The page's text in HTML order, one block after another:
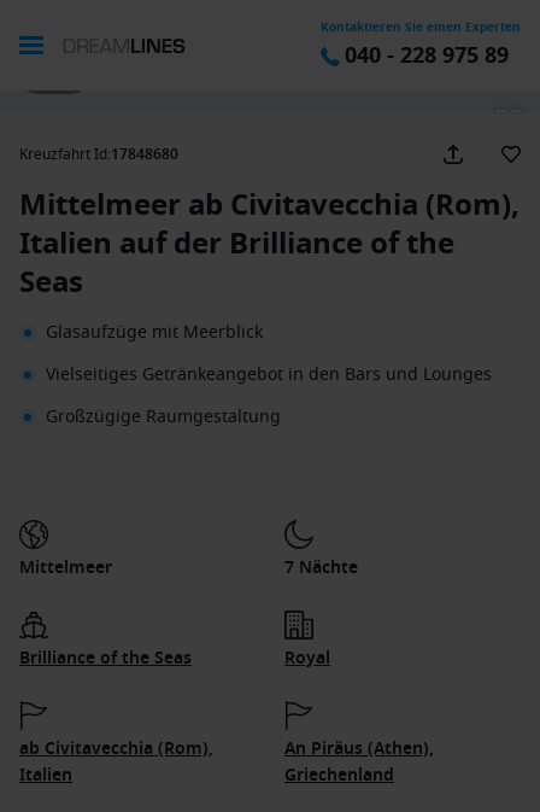
Kontaktieren Sie einen Experten
040 - 228 975 89
Kreuzfahrt Id:17848680
Mittelmeer ab Civitavecchia (Rom),
Italien auf der Brilliance of the
Seas
Glasaufzüge mit Meerblick
Vielseitiges Getränkeangebot in den Bars und Lounges
Großzügige Raumgestaltung
Mittelmeer 7 Nächte
Brilliance of the Seas Royal
ab Civitavecchia (Rom),
Italien
An Piräus (Athen),
Griechenland